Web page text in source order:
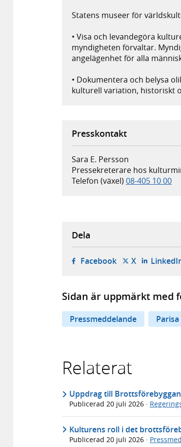
Statens museer för
• Visa och levandegöra
myndigheten förvaltar.
angelägenhet för alla
• Dokumentera och belysa
kulturell variation, historiskt
Presskontakt
Sara E. Persson
Pressekreterare hos
Telefon (växel) 08-405 10 00
Dela
Facebook- öppnas i ny flik,
X- öppnas i
Sidan är uppmärkt med
Pressmeddelande
Relaterat
Uppdrag till
Publicerad 20 juli 2026 ·
Kulturens roll i det
Publicerad 20 juli 2026 ·